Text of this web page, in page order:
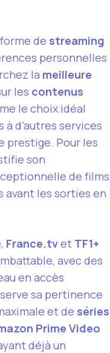
de streaming
personnelles
la meilleure
les contenus
le choix idéal
à d’autres services
prestige. Pour les
son
de films
avant les sorties en
France.tvet TF1+
avec des
en accès
sa pertinence
et de séries
Prime Video
déjà un